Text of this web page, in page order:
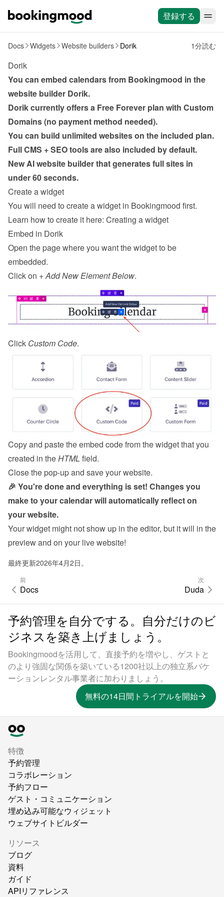
登録する
Docs Widgets Website builders Dorik 1分読む
Dorik
You can embed calendars from Bookingmood in the
website builder Dorik.
Dorik currently offers a Free Forever plan with Custom
Domains (no payment method needed).
You can build unlimited websites on the included plan.
Full CMS + SEO tools are also included by default.
New AI website builder that generates full sites in
under 60 seconds.
Create a widget
You will need to create a widget in Bookingmood first.
Learn how to create it here: Creating a widget
Embed in Dorik
Open the page where you want the widget to be
embedded.
Click on + Add New Element Below.
Click Custom Code.
Copy and paste the embed code from the widget that you
created in the HTML field.
Close the pop-up and save your website.
🎉 You're done and everything is set! Changes you
make to your calendar will automatically reflect on
your website.
Your widget might not show up in the editor, but it will in the
preview and on your live website!
最終更新2026年4月2日。
前
Docs
次
Duda
予約管理を自分でする。自分だけのビ
ジネスを築き上げましょう。
Bookingmoodを活用して、直接予約を増やし、ゲストと
のより強固な関係を築いている1200社以上の独立系バケ
ーションレンタル事業者に加わりましょう。
無料の14日間トライアルを開始
特徴
予約管理
コラボレーション
予約フロー
ゲスト・コミュニケーション
埋め込み可能なウィジェット
ウェブサイトビルダー
リソース
ブログ
資料
ガイド
APIリファレンス